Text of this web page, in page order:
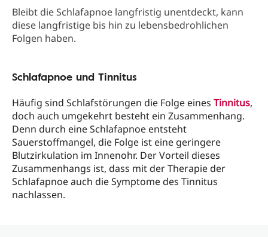
Bleibt die Schlafapnoe langfristig unentdeckt, kann
diese langfristige bis hin zu lebensbedrohlichen
Folgen haben.
Schlafapnoe und Tinnitus
Häufig sind Schlafstörungen die Folge eines Tinnitus,
doch auch umgekehrt besteht ein Zusammenhang.
Denn durch eine Schlafapnoe entsteht
Sauerstoffmangel, die Folge ist eine geringere
Blutzirkulation im Innenohr. Der Vorteil dieses
Zusammenhangs ist, dass mit der Therapie der
Schlafapnoe auch die Symptome des Tinnitus
nachlassen.